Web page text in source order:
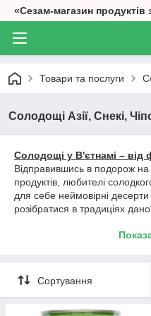
«Сезам-магазин продуктів
Товари та послуги
Солодощі Азії, Снекі,
Солодощі у В'єтнамі – від
Відправившись в подорож
продуктів, любителі
для себе неймовірні
розібратися в традиціях
Фруктові чіпси Чіпси з
представлених в тутешніх
статусом.
Це нестандартна, смачна і
Сортування